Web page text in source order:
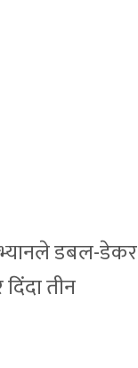
भ्यानले डबल-डेकर
तीन